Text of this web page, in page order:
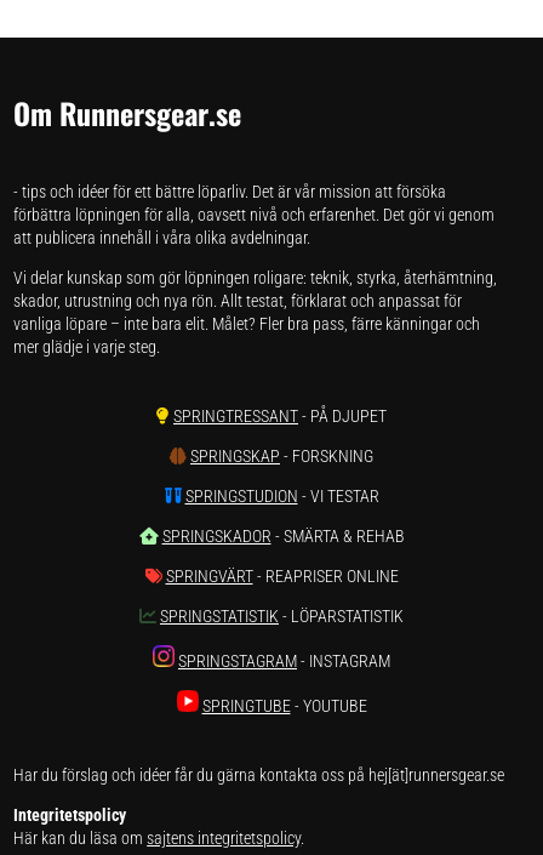
Om Runnersgear.se
- tips och idéer för ett bättre löparliv. Det är vår mission att försöka
förbättra löpningen för alla, oavsett nivå och erfarenhet. Det gör vi genom
att publicera innehåll i våra olika avdelningar.
Vi delar kunskap som gör löpningen roligare: teknik, styrka, återhämtning,
skador, utrustning och nya rön. Allt testat, förklarat och anpassat för
vanliga löpare – inte bara elit. Målet? Fler bra pass, färre känningar och
mer glädje i varje steg.
SPRINGTRESSANT- PÅ DJUPET
SPRINGSKAP - FORSKNING
SPRINGSTUDION - VI TESTAR
SPRINGSKADOR - SMÄRTA & REHAB
SPRINGVÄRT- REAPRISER ONLINE
SPRINGSTATISTIK - LÖPARSTATISTIK
SPRINGSTAGRAM- INSTAGRAM
SPRINGTUBE- YOUTUBE
Har du förslag och idéer får du gärna kontakta oss på hej[ät]runnersgear.se
Integritetspolicy
Här kan du läsa omsajtens integritetspolicy.